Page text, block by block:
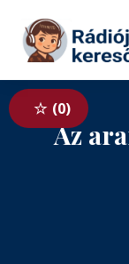
Tovább a
0
Az